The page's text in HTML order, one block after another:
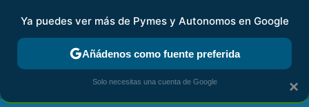
FISCALIDAD Y CONTABILIDAD KIT DIGITAL RENTA
×
Ya puedes ver más de Pymes y Autonomos en Google
Añádenos como fuente preferida
Solo necesitas una cuenta de Google